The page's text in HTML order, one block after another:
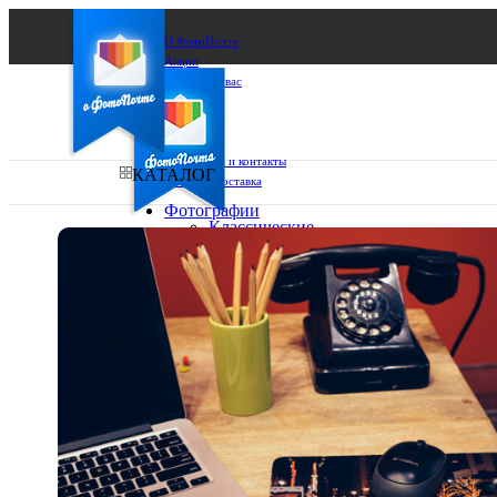
О ФотоПочте
Акции
Сделаем за вас
Бизнесу
FAQ
Франшиза
Поддержка и контакты
Оплата и доставка
Ваш город:
Ваш регион доставки
Выберите из списка:
КАТАЛОГ
Фотографии
Классические
фото
10х10
10х15
13х18
15х15
15х20
20х20
20х30
30х30
30х40
А4
Фото
в